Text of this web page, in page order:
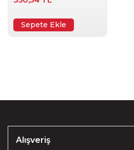
Sepete Ekle
Alışveriş